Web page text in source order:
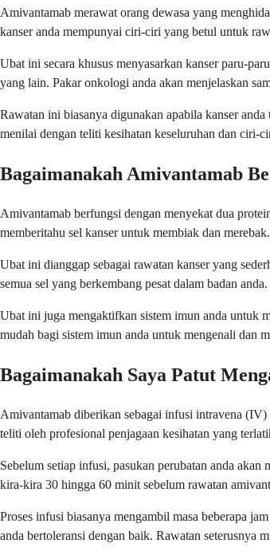
Amivantamab merawat orang dewasa yang
kanser anda mempunyai ciri-ciri yang betul untuk
Ubat ini secara khusus menyasarkan kanser paru-
yang lain. Pakar onkologi anda akan menjelaskan
Rawatan ini biasanya digunakan apabila kanser
menilai dengan teliti kesihatan keseluruhan dan ciri-
Bagaimanakah Amivantamab
Amivantamab berfungsi dengan menyekat dua
memberitahu sel kanser untuk membiak dan merebak.
Ubat ini dianggap sebagai rawatan kanser yang
semua sel yang berkembang pesat dalam badan
Ubat ini juga mengaktifkan sistem imun anda untuk
mudah bagi sistem imun anda untuk mengenali dan
Bagaimanakah Saya Patut
Amivantamab diberikan sebagai infusi intravena
teliti oleh profesional penjagaan kesihatan yang
Sebelum setiap infusi, pasukan perubatan anda
kira-kira 30 hingga 60 minit sebelum rawatan
Proses infusi biasanya mengambil masa beberapa
anda bertoleransi dengan baik. Rawatan seterusnya